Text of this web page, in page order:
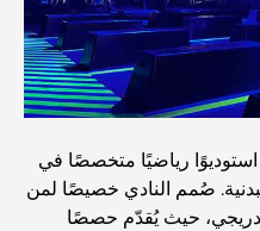
Dubai Horse
لأفضل أماكن القهوة وأسلوب
المفضلة لعام 2026
يُعدّ نادي BARE Fitness DIFC استوديوًا رياضيًا متخصصًا في
صُمم النادي خصيصًا لمن
حيث يُقدّم حصصًا